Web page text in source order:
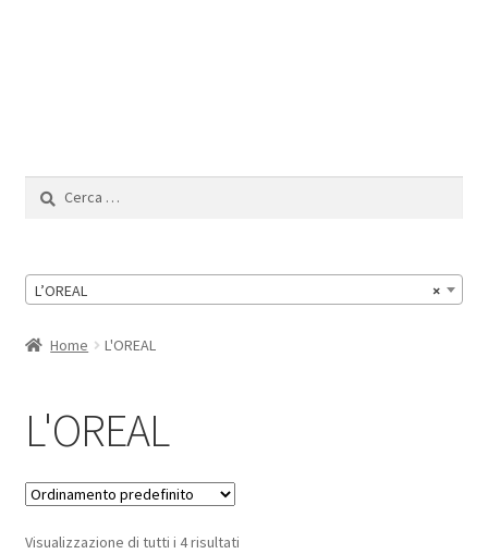
×
L’OREAL
Home L'OREAL
L'OREAL
Visualizzazione di tutti i 4 risultati